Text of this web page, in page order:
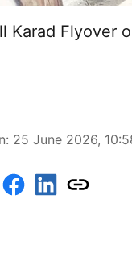
Karad Flyover
: 25 June 2026,